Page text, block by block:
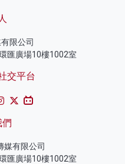
限公司
匯廣場10樓1002室
交平台
們
媒有限公司
匯廣場10樓1002室